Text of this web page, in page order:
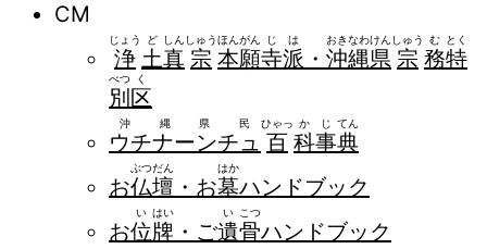
CM
浄
じょう
土
ど
真
しん
宗
しゅう
本
ほん
願
がん
寺
じ
派
は
・ 沖
おき
縄
なわ
県
けん
宗
しゅう
務
む
特
とく
別
べつ
区
く
ウチナーンチュ
沖縄県民
百
ひゃっ
科
か
事
じ
典
てん
お仏
ぶつ
壇
だん
・お墓
はか
ハンドブック
お位
い
牌
はい
・ご遺
い
骨
こつ
ハンドブック